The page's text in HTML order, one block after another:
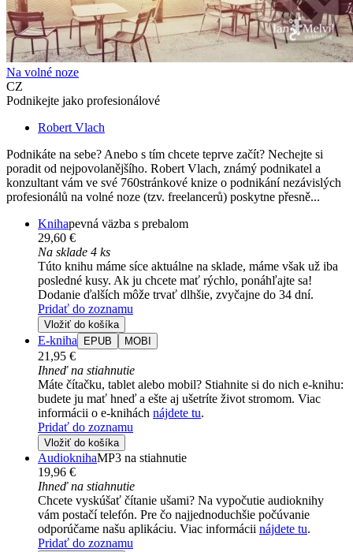
Na volné noze
CZ
Podnikejte jako profesionálové
Robert Vlach
Podnikáte na sebe? Anebo s tím chcete teprve začít? Nechejte si
poradit od nejpovolanějšího. Robert Vlach, známý podnikatel a
konzultant vám ve své 760stránkové knize o podnikání nezávislých
profesionálů na volné noze (tzv. freelancerů) poskytne přesně...
Knihapevná väzba s prebalom
29,60 €
Na sklade 4 ks
Túto knihu máme síce aktuálne na sklade, máme však už iba
posledné kusy. Ak ju chcete mať rýchlo, ponáhľajte sa!
Dodanie ďalších môže trvať dlhšie, zvyčajne do 34 dní.
Pridať do zoznamu
Vložiť do košíka
E-kniha EPUB MOBI
21,95 €
Ihneď na stiahnutie
Máte čítačku, tablet alebo mobil? Stiahnite si do nich e-knihu:
budete ju mať hneď a ešte aj ušetríte život stromom. Viac
informácii o e-knihách nájdete tu.
Pridať do zoznamu
Vložiť do košíka
AudioknihaMP3 na stiahnutie
19,96 €
Ihneď na stiahnutie
Chcete vyskúšať čítanie ušami? Na vypočutie audioknihy
vám postačí telefón. Pre čo najjednoduchšie počúvanie
odporúčame našu aplikáciu. Viac informácii nájdete tu.
Pridať do zoznamu